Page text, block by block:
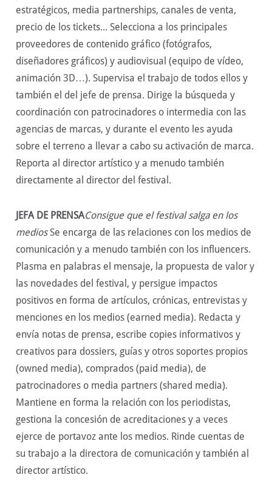
estratégicos, media partnerships, canales de venta,
precio de los tickets... Selecciona a los principales
proveedores de contenido gráfico (fotógrafos,
diseñadores gráficos) y audiovisual (equipo de vídeo,
animación 3D…). Supervisa el trabajo de todos ellos y
también el del jefe de prensa. Dirige la búsqueda y
coordinación con patrocinadores o intermedia con las
agencias de marcas, y durante el evento les ayuda
sobre el terreno a llevar a cabo su activación de marca.
Reporta al director artístico y a menudo también
directamente al director del festival.
JEFA DE PRENSAConsigue que el festival salga en los
mediosSe encarga de las relaciones con los medios de
comunicación y a menudo también con los influencers.
Plasma en palabras el mensaje, la propuesta de valor y
las novedades del festival, y persigue impactos
positivos en forma de artículos, crónicas, entrevistas y
menciones en los medios (earned media). Redacta y
envía notas de prensa, escribe copies informativos y
creativos para dossiers, guías y otros soportes propios
(owned media), comprados (paid media), de
patrocinadores o media partners (shared media).
Mantiene en forma la relación con los periodistas,
gestiona la concesión de acreditaciones y a veces
ejerce de portavoz ante los medios. Rinde cuentas de
su trabajo a la directora de comunicación y también al
director artístico.